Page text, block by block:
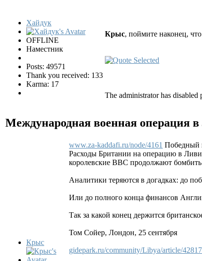
Хайдук
OFFLINE
Наместник
Posts: 49571
Thank you received: 133
Karma: 17
Крыс, поймите наконец,
The administrator has disabled
Международная военная операция
Крыс
www.za-kaddafi.ru/node/4161 Победный
Расходы Британии на операцию в
королевские ВВС продолжают
Аналитики теряются в догадках: до
Или до полного конца финансов
Так за какой конец держится
Том Сойер, Лондон, 25 сентября
gidepark.ru/community/Libya/article/